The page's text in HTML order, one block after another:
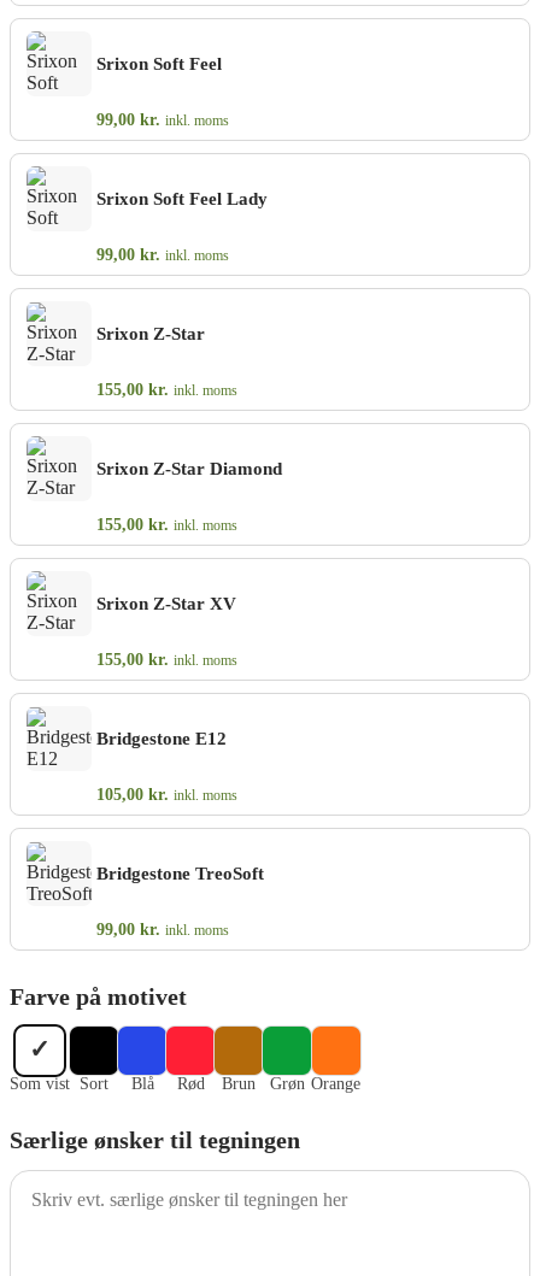
Srixon Soft Feel
99,00 kr. inkl. moms
Srixon Soft Feel Lady
99,00 kr. inkl. moms
Srixon Z-Star
155,00 kr. inkl. moms
Srixon Z-Star Diamond
155,00 kr. inkl. moms
Srixon Z-Star XV
155,00 kr. inkl. moms
Bridgestone E12
105,00 kr. inkl. moms
Bridgestone TreoSoft
99,00 kr. inkl. moms
Farve på motivet
✓
Som vist Sort Blå Rød Brun Grøn Orange
Særlige ønsker til tegningen